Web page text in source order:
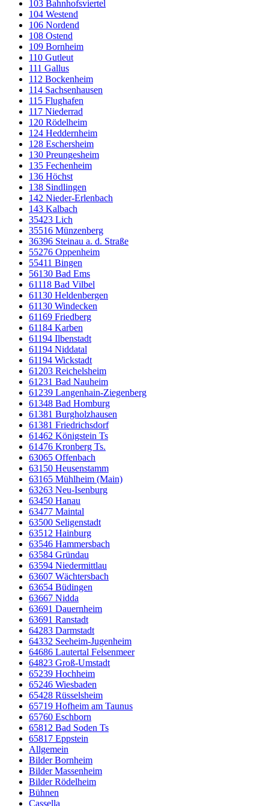
103 Bahnhofsviertel
104 Westend
106 Nordend
108 Ostend
109 Bornheim
110 Gutleut
111 Gallus
112 Bockenheim
114 Sachsenhausen
115 Flughafen
117 Niederrad
120 Rödelheim
124 Heddernheim
128 Eschersheim
130 Preungesheim
135 Fechenheim
136 Höchst
138 Sindlingen
142 Nieder-Erlenbach
143 Kalbach
35423 Lich
35516 Münzenberg
36396 Steinau a. d. Straße
55276 Oppenheim
55411 Bingen
56130 Bad Ems
61118 Bad Vilbel
61130 Heldenbergen
61130 Windecken
61169 Friedberg
61184 Karben
61194 Ilbenstadt
61194 Niddatal
61194 Wickstadt
61203 Reichelsheim
61231 Bad Nauheim
61239 Langenhain-Ziegenberg
61348 Bad Homburg
61381 Burgholzhausen
61381 Friedrichsdorf
61462 Königstein Ts
61476 Kronberg Ts.
63065 Offenbach
63150 Heusenstamm
63165 Mühlheim (Main)
63263 Neu-Isenburg
63450 Hanau
63477 Maintal
63500 Seligenstadt
63512 Hainburg
63546 Hammersbach
63584 Gründau
63594 Niedermittlau
63607 Wächtersbach
63654 Büdingen
63667 Nidda
63691 Dauernheim
63691 Ranstadt
64283 Darmstadt
64332 Seeheim-Jugenheim
64686 Lautertal Felsenmeer
64823 Groß-Umstadt
65239 Hochheim
65246 Wiesbaden
65428 Rüsselsheim
65719 Hofheim am Taunus
65760 Eschborn
65812 Bad Soden Ts
65817 Eppstein
Allgemein
Bilder Bornheim
Bilder Massenheim
Bilder Rödelheim
Bühnen
Cassella